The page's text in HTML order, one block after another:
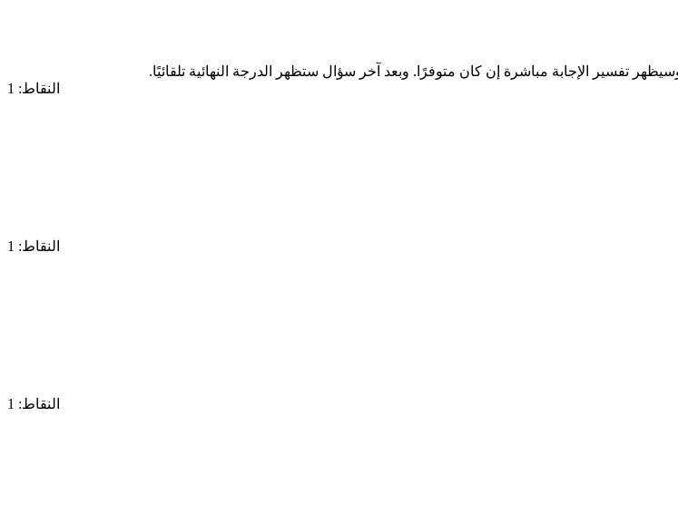
تفسير الإجابة مباشرة إن كان متوفرًا. وبعد آخر سؤال ستظهر الدرجة النهائية تلقائيًا.
النقاط: 1
النقاط: 1
النقاط: 1